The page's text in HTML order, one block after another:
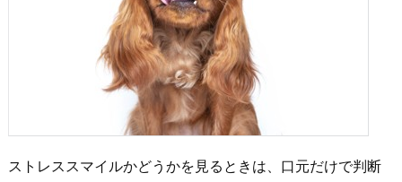
ストレススマイルかどうかを見るときは、口元だけで判断